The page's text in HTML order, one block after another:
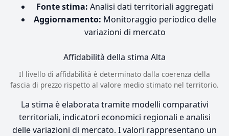
Fonte stima: Analisi dati territoriali aggregati
Aggiornamento: Monitoraggio periodico delle
variazioni di mercato
Affidabilità della stima Alta
Il livello di affidabilità è determinato dalla coerenza della
fascia di prezzo rispetto al valore medio stimato nel territorio.
La stima è elaborata tramite modelli comparativi
territoriali, indicatori economici regionali e analisi
delle variazioni di mercato. I valori rappresentano un